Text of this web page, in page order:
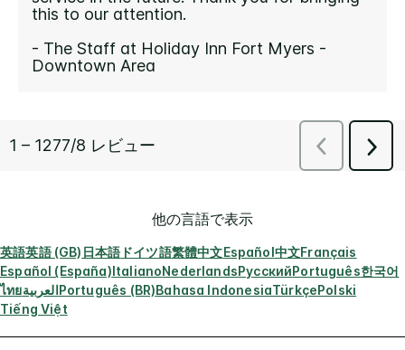
他の言語で表示
英語英語 (GB) 日本語 ドイツ語繁體中文Español中文Français
Español (España)ItalianoNederlandsРусскийPortuguês한국어
ไทยالعربيةPortuguês (BR)Bahasa IndonesiaTürkçePolski
Tiếng Việt